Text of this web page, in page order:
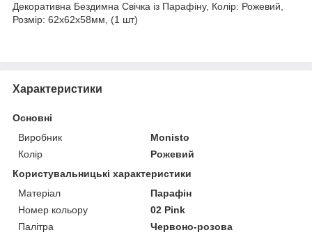
Декоративна Бездимна Свічка із Парафіну, Колір: Рожевий,
Розмір: 62х62х58мм, (1 шт)
Характеристики
Основні
Виробник
Monisto
Колір
Рожевий
Користувальницькі характеристики
Матеріал
Парафін
Номер кольору
02 Pink
Палітра
Червоно-розова